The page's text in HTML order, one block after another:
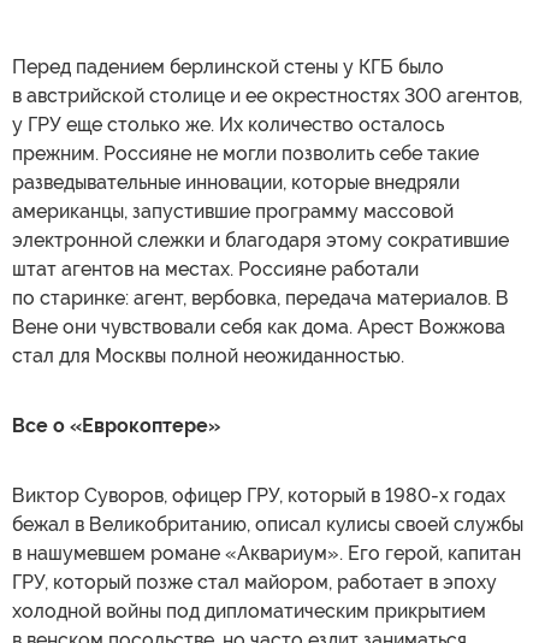
Перед падением берлинской стены у КГБ было
в австрийской столице и ее окрестностях 300 агентов,
у ГРУ еще столько же. Их количество осталось
прежним. Россияне не могли позволить себе такие
разведывательные инновации, которые внедряли
американцы, запустившие программу массовой
электронной слежки и благодаря этому сократившие
штат агентов на местах. Россияне работали
по старинке: агент, вербовка, передача материалов. В
Вене они чувствовали себя как дома. Арест Вожжова
стал для Москвы полной неожиданностью.
Все о «Еврокоптере»
Виктор Суворов, офицер ГРУ, который в 1980-х годах
бежал в Великобританию, описал кулисы своей службы
в нашумевшем романе «Аквариум». Его герой, капитан
ГРУ, который позже стал майором, работает в эпоху
холодной войны под дипломатическим прикрытием